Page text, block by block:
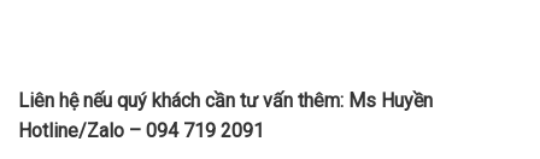
Liên hệ nếu quý khách cần tư vấn thêm: Ms Huyền
Hotline/Zalo – 094 719 2091